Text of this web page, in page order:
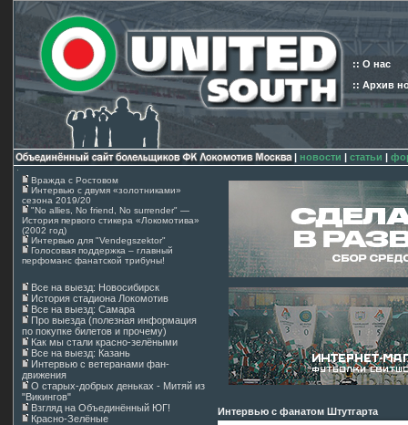
:: О нас
:: Архив
| новости | статьи |
Вражда с Ростовом
Интервью с двумя «золотниками»
сезона 2019/20
"No allies, No friend, No surrender" —
История первого стикера «Локомотива»
(2002 год)
Интервью для "Vendegszektor"
Голосовая поддержка – главный
перфоманс фанатской трибуны!
Все на выезд: Новосибирск
История стадиона Локомотив
Все на выезд: Самара
Про выезда (полезная информация
по покупке билетов и прочему)
Как мы стали красно-зелёными
Все на выезд: Казань
Интервью с ветеранами фан-
движения
О старых-добрых деньках - Митяй из
"Викингов"
Взгляд на Объединённый ЮГ!
Красно-Зелёные
Интервью с фанатом Штутгарта